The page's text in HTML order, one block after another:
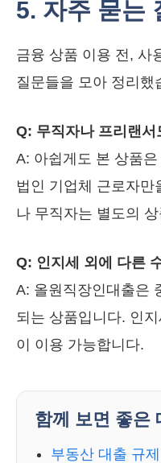
5. 자주 묻는
금융 상품 이용 전, 사
질문들을 모아 정리했
Q: 무직자나 프리랜
A: 아쉽게도 본 상품
법인 기업체 근로자만
나 무직자는 별도의
Q: 인지세 외에 다른
A: 올원직장인대출은
되는 상품입니다. 인
이 이용 가능합니다.
함께 보면 좋은
부동산 대출 규